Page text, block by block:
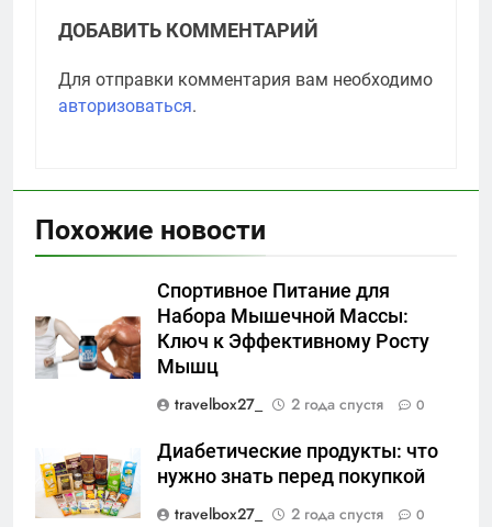
ДОБАВИТЬ КОММЕНТАРИЙ
Для отправки комментария вам необходимо
авторизоваться.
Похожие новости
Спортивное Питание для
Набора Мышечной Массы:
Ключ к Эффективному Росту
Мышц
travelbox27_
2 года спустя 0
Диабетические продукты: что
нужно знать перед покупкой
travelbox27_
2 года спустя 0